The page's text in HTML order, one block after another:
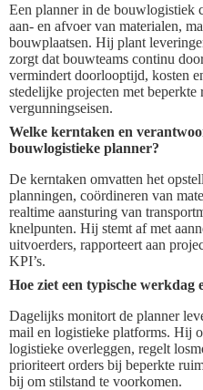
Een planner in de bouwlogistiek
aan- en afvoer van materialen,
bouwplaatsen. Hij plant
zorgt dat bouwteams continu
vermindert doorlooptijd, kosten
stedelijke projecten met beperkte
vergunningseisen.
Welke kerntaken en
bouwlogistieke planner?
De kerntaken omvatten het
planningen, coördineren van
realtime aansturing van
knelpunten. Hij stemt af met
uitvoerders, rapporteert aan
KPI’s.
Hoe ziet een typische werkdag
Dagelijks monitort de planner
mail en logistieke platforms. Hij
logistieke overleggen, regelt
prioriteert orders bij beperkte
bij om stilstand te voorkomen.